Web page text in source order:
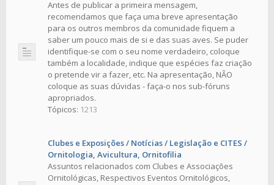
Antes de publicar a primeira mensagem,
recomendamos que faça uma breve apresentação
para os outros membros da comunidade fiquem a
saber um pouco mais de si e das suas aves. Se puder
identifique-se com o seu nome verdadeiro, coloque
também a localidade, indique que espécies faz criação
o pretende vir a fazer, etc. Na apresentação, NÃO
coloque as suas dúvidas - faça-o nos sub-fóruns
apropriados.
Tópicos: 1213
Clubes e Exposições / Notícias / Legislação e CITES /
Ornitologia, Avicultura, Ornitofilia
Assuntos relacionados com Clubes e Associações
Ornitológicas, Respectivos Eventos Ornitológicos,